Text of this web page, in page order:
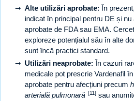
Alte utilizări aprobate: În
indicat în principal pentru DE și nu
aprobate de FDA sau EMA.
exploreze potențialul său în alte
sunt încă practici standard.
Utilizări neaprobate: În cazuri
medicale pot prescrie Vardenafil
aprobate pentru afecțiuni precum
arterială pulmonară [11] sau